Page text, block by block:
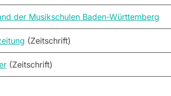
der Musikschulen Baden-Württemberg
(Zeitschrift)
(Zeitschrift)